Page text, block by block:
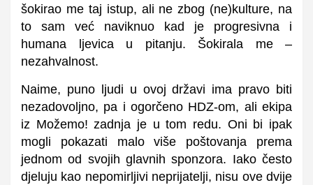
šokirao me taj istup, ali ne zbog (ne)kulture, na
to sam već naviknuo kad je progresivna i
humana ljevica u pitanju. Šokirala me –
nezahvalnost.
Naime, puno ljudi u ovoj državi ima pravo biti
nezadovoljno, pa i ogorčeno HDZ-om, ali ekipa
iz Možemo! zadnja je u tom redu. Oni bi ipak
mogli pokazati malo više poštovanja prema
jednom od svojih glavnih sponzora. Iako često
djeluju kao nepomirljivi neprijatelji, nisu ove dvije